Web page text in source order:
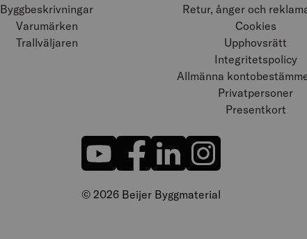
Byggbeskrivningar
Varumärken
Trallväljaren
Retur, ånger och
Cookies
Upphovsrätt
Integritetspolicy
Allmänna
Privatpersoner
Presentkort
© 2026 Beijer Byggmaterial